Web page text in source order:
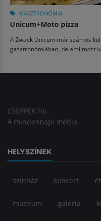
GASZTRONÓMIA
Unicum+Moto pizza
A Zwack Unicum már számos
gasztronómiában, de ami most
CSEPPEK.hu
A mindennapi média
HELYSZÍNEK
színház koncert
múzeum galéria